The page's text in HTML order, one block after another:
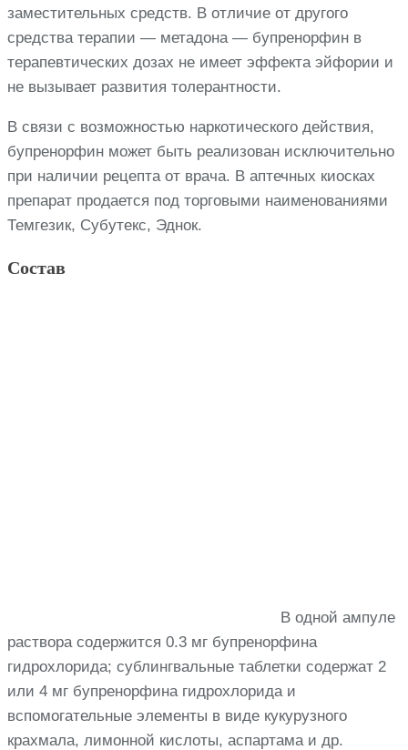
заместительных средств. В отличие от другого
средства терапии — метадона — бупренорфин в
терапевтических дозах не имеет эффекта эйфории и
не вызывает развития толерантности.
В связи с возможностью наркотического действия,
бупренорфин может быть реализован исключительно
при наличии рецепта от врача. В аптечных киосках
препарат продается под торговыми наименованиями
Темгезик, Субутекс, Эднок.
Состав
В одной ампуле
раствора содержится 0.3 мг бупренорфина
гидрохлорида; сублингвальные таблетки содержат 2
или 4 мг бупренорфина гидрохлорида и
вспомогательные элементы в виде кукурузного
крахмала, лимонной кислоты, аспартама и др.